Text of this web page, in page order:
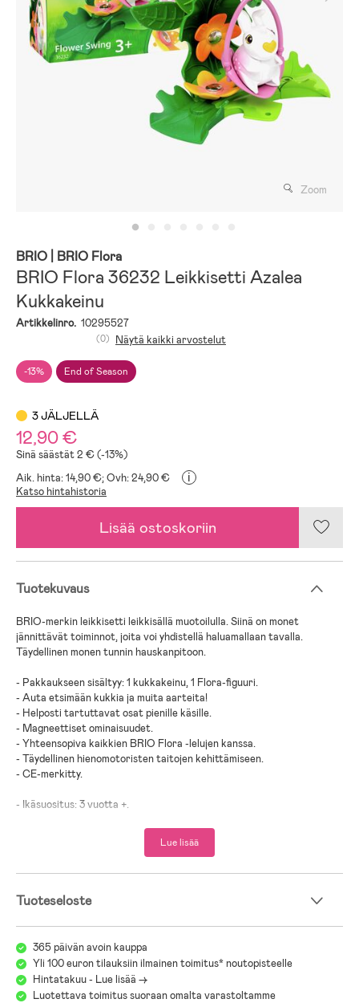
Zoom
BRIO | BRIO Flora
BRIO Flora 36232 Leikkisetti Azalea
Kukkakeinu
Artikkelinro. 10295527
-13% End of Season
(0) Näytä kaikki arvostelut
3 JÄLJELLÄ
12,90 €
Sinä säästät 2 € (-13%)
Aik. hinta: 14,90 €;Ovh: 24,90 € i
Katso hintahistoria
Lisää ostoskoriin
Tuotekuvaus
BRIO-merkin leikkisetti leikkisällä muotoilulla. Siinä on monet
jännittävät toiminnot, joita voi yhdistellä haluamallaan tavalla.
Täydellinen monen tunnin hauskanpitoon.
- Pakkaukseen sisältyy: 1 kukkakeinu, 1 Flora-figuuri.
- Auta etsimään kukkia ja muita aarteita!
- Helposti tartuttavat osat pienille käsille.
- Magneettiset ominaisuudet.
- Yhteensopiva kaikkien BRIO Flora -lelujen kanssa.
- Täydellinen hienomotoristen taitojen kehittämiseen.
- CE-merkitty.
- Ikäsuositus: 3 vuotta +.
Lue lisää
Tuoteseloste
365 päivän avoin kauppa
Yli 100 euron tilauksiin ilmainen toimitus* noutopisteelle
Hintatakuu - Lue lisää ->
Luotettava toimitus suoraan omalta varastoltamme